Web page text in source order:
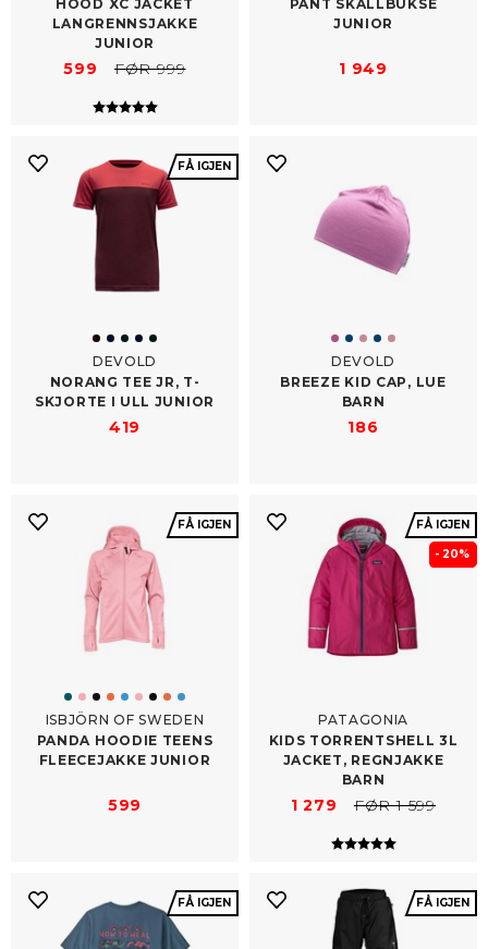
HOOD XC JACKET
LANGRENNSJAKKE
JUNIOR
599 FØR 999
Karakter:
5.0 av 5 mulige
PANT SKALLBUKSE
JUNIOR
1 949
FÅ IGJEN
DEVOLD
NORANG TEE JR, T-​
SKJORTE I ULL JUNIOR
419
DEVOLD
BREEZE KID CAP, LUE
BARN
186
FÅ IGJEN
ISBJÖRN OF SWEDEN
PANDA HOODIE TEENS
FLEECEJAKKE JUNIOR
599
FÅ IGJEN
- 20%
PATAGONIA
KIDS TORRENTSHELL 3L
JACKET, REGNJAKKE
BARN
1 279 FØR 1 599
Karakter:
5.0 av 5
FÅ IGJEN FÅ IGJEN